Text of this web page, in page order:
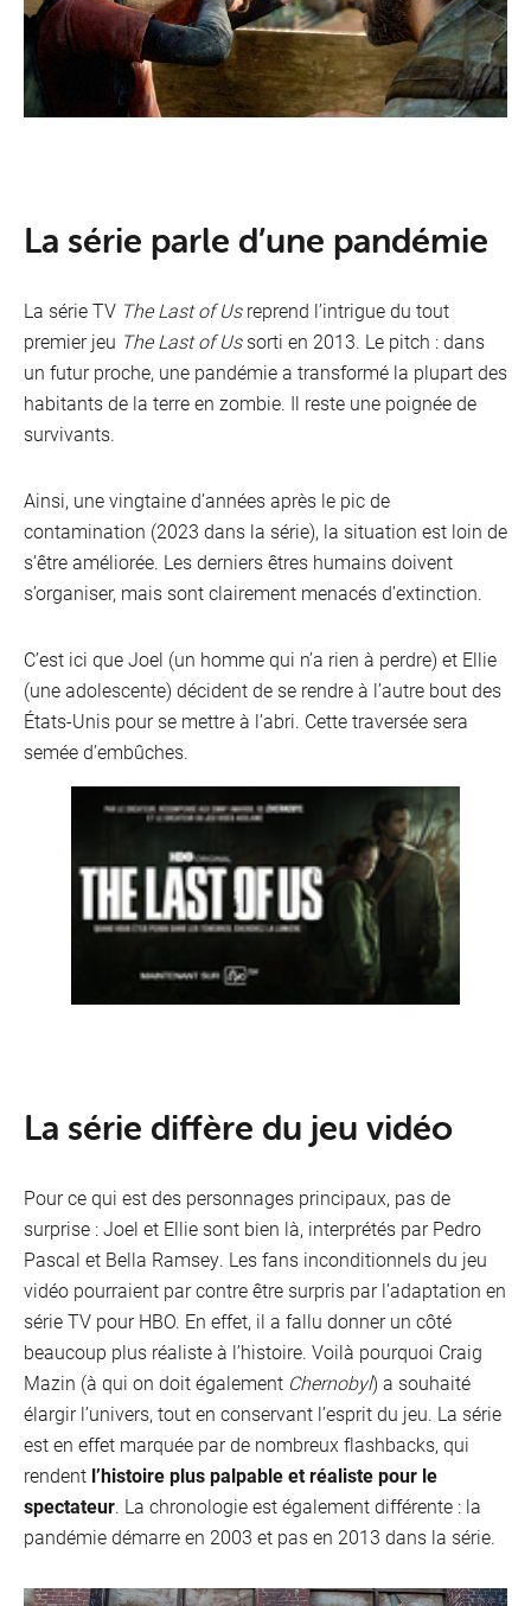
La série parle d’une pandémie
La série TV The Last of Usreprend l’intrigue du tout
premier jeu The Last of Ussorti en 2013. Le pitch : dans
un futur proche, une pandémie a transformé la plupart des
habitants de la terre en zombie. Il reste une poignée de
survivants.
Ainsi, une vingtaine d’années après le pic de
contamination (2023 dans la série), la situation est loin de
s’être améliorée. Les derniers êtres humains doivent
s’organiser, mais sont clairement menacés d’extinction.
C’est ici que Joel (un homme qui n’a rien à perdre) et Ellie
(une adolescente) décident de se rendre à l’autre bout des
États-Unis pour se mettre à l’abri. Cette traversée sera
semée d’embûches.
La série diffère du jeu vidéo
Pour ce qui est des personnages principaux, pas de
surprise : Joel et Ellie sont bien là, interprétés par Pedro
Pascal et Bella Ramsey. Les fans inconditionnels du jeu
vidéo pourraient par contre être surpris par l’adaptation en
série TV pour HBO. En effet, il a fallu donner un côté
beaucoup plus réaliste à l’histoire. Voilà pourquoi Craig
Mazin (à qui on doit également Chernobyl) a souhaité
élargir l’univers, tout en conservant l’esprit du jeu. La série
est en effet marquée par de nombreux flashbacks, qui
rendent l’histoire plus palpable et réaliste pour le
spectateur. La chronologie est également différente : la
pandémie démarre en 2003 et pas en 2013 dans la série.